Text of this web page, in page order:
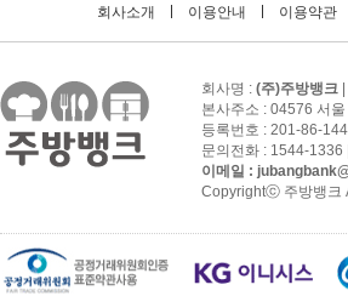
회사소개 이용안내 이용약관
회사명 : (주)주방뱅크
본사주소 : 04576 서
등록번호 : 201-86-
문의전화 : 1544-
이메일 :
Copyrightⓒ 주방뱅크